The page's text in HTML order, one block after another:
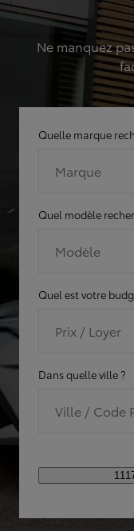
Ne manquez
Quelle marque
Marque
Quel modèle
Modèle
Quel est votre
Prix / Loyer
Dans quelle ville ?
Ville / Code